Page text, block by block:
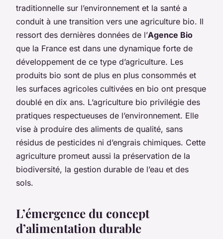
traditionnelle sur l’environnement et la santé a
conduit à une transition vers une agriculture bio. Il
ressort des dernières données de l’Agence Bio
que la France est dans une dynamique forte de
développement de ce type d’agriculture. Les
produits bio sont de plus en plus consommés et
les surfaces agricoles cultivées en bio ont presque
doublé en dix ans. L’agriculture bio privilégie des
pratiques respectueuses de l’environnement. Elle
vise à produire des aliments de qualité, sans
résidus de pesticides ni d’engrais chimiques. Cette
agriculture promeut aussi la préservation de la
biodiversité, la gestion durable de l’eau et des
sols.
L’émergence du concept
d’alimentation durable